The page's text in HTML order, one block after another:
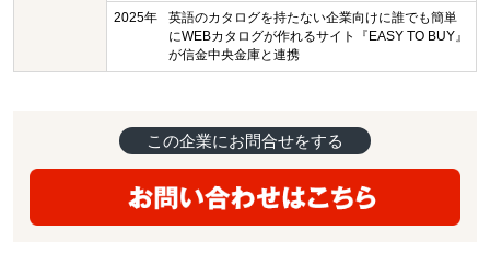
2025年
英語のカタログを持たない企業向けに誰でも簡単
にWEBカタログが作れるサイト『EASY TO BUY』
が信金中央金庫と連携
この企業にお問合せをする